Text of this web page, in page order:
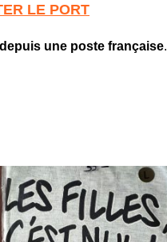
LE PORT
une poste française.